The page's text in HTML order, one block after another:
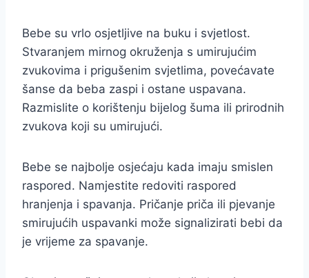
Bebe su vrlo osjetljive na buku i svjetlost.
Stvaranjem mirnog okruženja s umirujućim
zvukovima i prigušenim svjetlima, povećavate
šanse da beba zaspi i ostane uspavana.
Razmislite o korištenju bijelog šuma ili prirodnih
zvukova koji su umirujući.
Bebe se najbolje osjećaju kada imaju smislen
raspored. Namjestite redoviti raspored
hranjenja i spavanja. Pričanje priča ili pjevanje
smirujućih uspavanki može signalizirati bebi da
je vrijeme za spavanje.